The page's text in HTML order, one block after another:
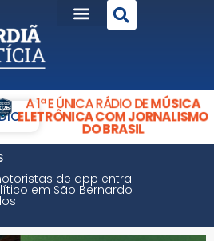
A 1ª E ÚNICA RÁDIO DEMÚSICA
ELETRÔNICA COM JORNALISMO
DO BRASIL
de app entra
em São Bernardo